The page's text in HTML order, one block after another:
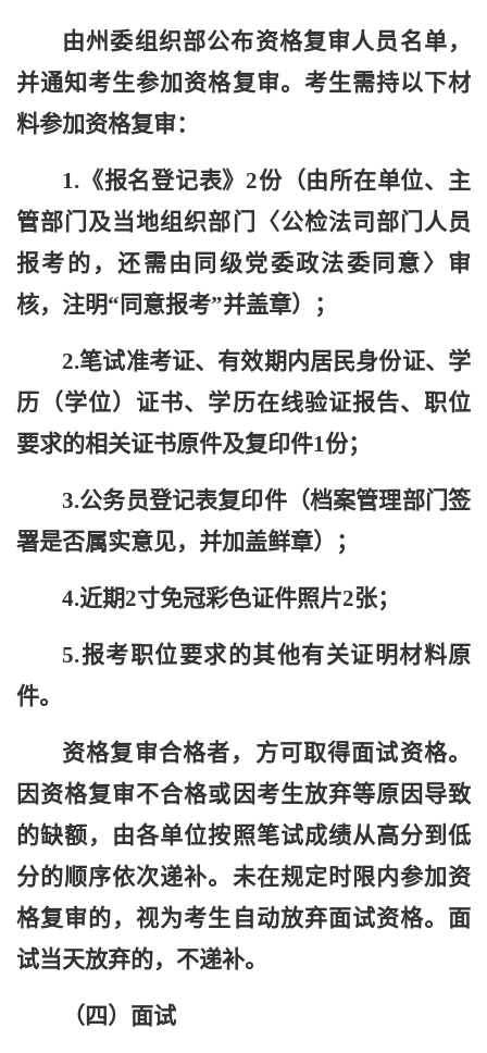
由州委组织部公布资格复审人员名单，
并通知考生参加资格复审。考生需持以下材
料参加资格复审：
1.《报名登记表》2份（由所在单位、主
管部门及当地组织部门
〈公检法司部门人员
报考的，还需由 同级党委政法委同意〉 审
核，注明“ 同意报考”并盖章） ；
2.笔试准考证、有效期内居民身份证、 学
历（学位）证书、 学历在线验证报告、职位
要求的相关证书原件及复印件1份；
3.公务员登记表复印件（档案管理部门签
署是否属实意见，并加盖鲜章）；
4.近期2寸免冠彩色证件照片2张；
5.报考职位要求的其他有关证明材料原
件。
资格复审合格者，方可取得面试资格。
因资格复审不合格或因考生放弃等原因导致
的缺额，由各单位按照笔试成绩从高分到低
分的顺序依次递补。未在规定时限内参加资
格复审的，视为考生自动放弃面试资格。面
试当天放弃的，不递补。
（ 四）面试